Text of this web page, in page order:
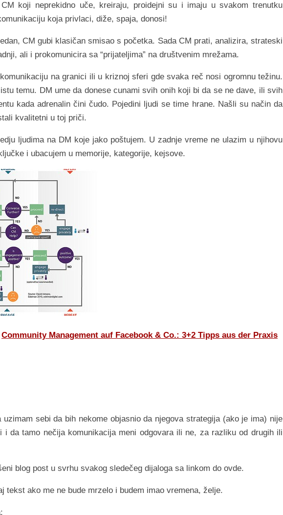
koji neprekidno uče, kreiraju, proidejni su i imaju u svakom trenutku
koja privlaci, diže, spaja, donosi!
CM gubi klasičan smisao s početka. Sada CM prati, analizira, strateski
ali i prokomunicira sa “prijateljima” na društvenim mrežama.
na granici ili u kriznoj sferi gde svaka reč nosi ogromnu težinu.
temu. DM ume da donese cunami svih onih koji bi da se ne dave, ili svih
kada adrenalin čini čudo. Pojedini ljudi se time hrane. Našli su način da
kvalitetni u toj priči.
ljudima na DM koje jako poštujem. U zadnje vreme ne ulazim u njihovu
i ubacujem u memorije, kategorije, kejsove.
Community Management auf Facebook & Co.: 3+2 Tipps aus der Praxis
sebi da bih nekome objasnio da njegova strategija (ako je ima) nije
da tamo nečija komunikacija meni odgovara ili ne, za razliku od drugih ili
blog post u svrhu svakog sledečeg dijaloga sa linkom do ovde.
tekst ako me ne bude mrzelo i budem imao vremena, želje.